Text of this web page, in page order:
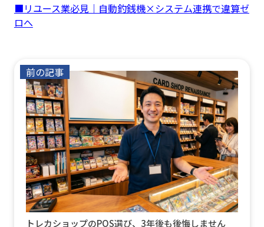
■リユース業必見｜自動釣銭機×システム連携で違算ゼ
ロへ
トレカショップのPOS選び、3年後も後悔しません
前の記事